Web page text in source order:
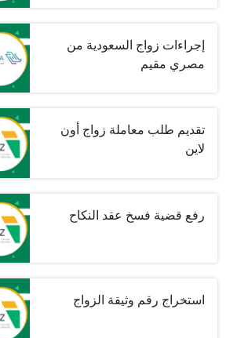
إجراءات زواج السعودية من
مصري مقيم
تقديم طلب معاملة زواج أون
لاين
رفع قضية فسخ عقد النكاح
استخراج رقم وثيقة الزواج